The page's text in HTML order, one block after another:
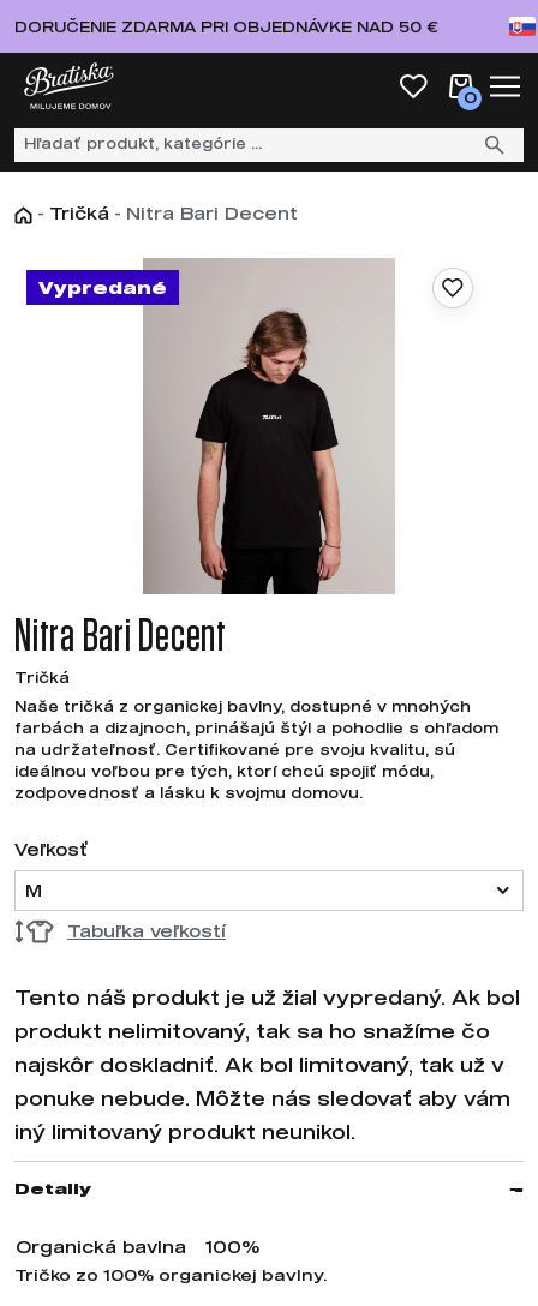
DORUČENIE ZDARMA PRI OBJEDNÁVKE NAD 50 €
0
- Tričká - Nitra Bari Decent
Vypredané
Nitra Bari Decent
Tričká
Naše tričká z organickej bavlny, dostupné v mnohých
farbách a dizajnoch, prinášajú štýl a pohodlie s ohľadom
na udržateľnosť. Certifikované pre svoju kvalitu, sú
ideálnou voľbou pre tých, ktorí chcú spojiť módu,
zodpovednosť a lásku k svojmu domovu.
Veľkosť
M
Tabuľka veľkostí
Tento náš produkt je už žial vypredaný. Ak bol
produkt nelimitovaný, tak sa ho snažíme čo
najskôr doskladniť. Ak bol limitovaný, tak už v
ponuke nebude. Môžte nás sledovať aby vám
iný limitovaný produkt neunikol.
Detaily
Organická bavlna 100%
Tričko zo 100% organickej bavlny.